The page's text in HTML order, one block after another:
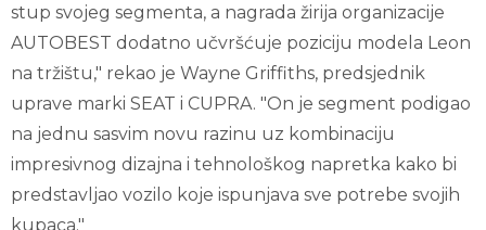
stup svojeg segmenta, a nagrada žirija organizacije
AUTOBEST dodatno učvršćuje poziciju modela Leon
na tržištu," rekao je Wayne Griffiths, predsjednik
uprave marki SEAT i CUPRA. "On je segment podigao
na jednu sasvim novu razinu uz kombinaciju
impresivnog dizajna i tehnološkog napretka kako bi
predstavljao vozilo koje ispunjava sve potrebe svojih
kupaca."